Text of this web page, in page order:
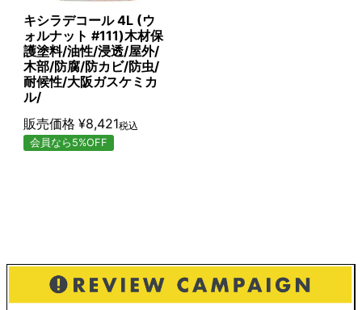
キシラデコール 4L (ウ
ォルナット #111)木材保
護塗料/油性/浸透/屋外/
木部/防腐/防カビ/防虫/
耐候性/大阪ガスケミカ
ル/
販売価格 ¥8,421税込
会員なら5%OFF